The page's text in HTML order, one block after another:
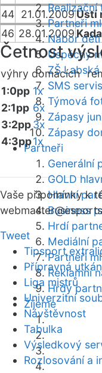
Realizační
Partneři
Nábor dětí
Úspěchy
ZŠ Labská
SMS servis
Týmová
Zápasy
Zápasy
Partneři
Generální
GOLD
Hlavní
Business
Hrdí
Mediální
Partneři
Reklamní
Hrdý
Žijeme
44 21.01.2009Ústí
46 28.01.2009
Četnost
výhry domácích
1:0pp 1x
2:1pp 6x
3:2pp3x
4:3pp1x
Vaše připomínky k
webmaster
Tweet
Tipsport
Přípravná
Liga mistrů
Univerzitní
Návštěvnost
Tabulka
Výsledkový
Rozlosování a